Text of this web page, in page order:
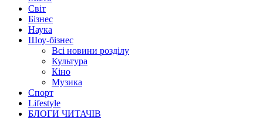
Світ
Бізнес
Наука
Шоу-бізнес
Всі новини розділу
Культура
Кіно
Музика
Спорт
Lifestyle
БЛОГИ ЧИТАЧІВ